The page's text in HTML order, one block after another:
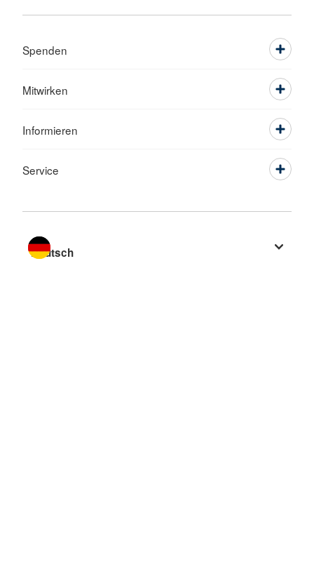
Spenden
Mitwirken
Informieren
Service
Sprache wechseln zu